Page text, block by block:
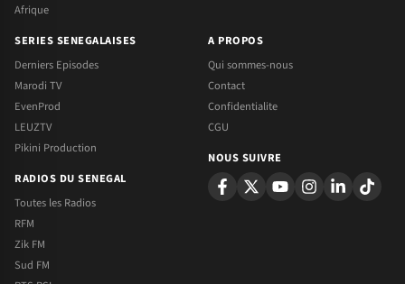
Afrique
SERIES SENEGALAISES
Derniers Episodes
Marodi TV
EvenProd
LEUZTV
Pikini Production
RADIOS DU SENEGAL
Toutes les Radios
RFM
Zik FM
Sud FM
A PROPOS
Qui sommes-nous
Contact
Confidentialite
CGU
NOUS SUIVRE